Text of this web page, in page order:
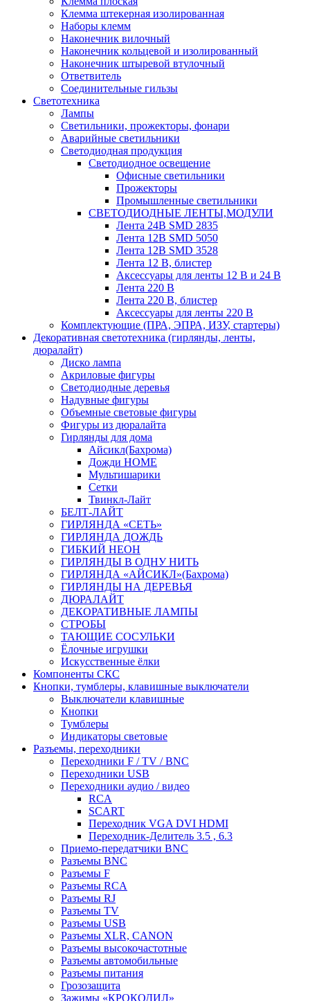
Клемма штекерная изолированная
Наборы клемм
Наконечник вилочный
Наконечник кольцевой и изолированный
Наконечник штыревой втулочный
Ответвитель
Соединительные гильзы
Светотехника
Лампы
Светильники, прожекторы, фонари
Аварийные светильники
Светодиодная продукция
Светодиодное освещение
Офисные светильники
Прожекторы
Промышленные светильники
СВЕТОДИОДНЫЕ ЛЕНТЫ,МОДУЛИ
Лента 24В SMD 2835
Лента 12В SMD 5050
Лента 12В SMD 3528
Лента 12 В, блистер
Аксессуары для ленты 12 В и 24 В
Лента 220 В
Лента 220 В, блистер
Аксессуары для ленты 220 В
Комплектующие (ПРА, ЭПРА, ИЗУ, стартеры)
Декоративная светотехника (гирлянды, ленты,
дюралайт)
Диско лампа
Акриловые фигуры
Светодиодные деревья
Надувные фигуры
Объемные световые фигуры
Фигуры из дюралайта
Гирлянды для дома
Айсикл(Бахрома)
Дожди HOME
Мультишарики
Сетки
Твинкл-Лайт
БЕЛТ-ЛАЙТ
ГИРЛЯНДА «СЕТЬ»
ГИРЛЯНДА ДОЖДЬ
ГИБКИЙ НЕОН
ГИРЛЯНДЫ В ОДНУ НИТЬ
ГИРЛЯНДА «АЙСИКЛ»(Бахрома)
ГИРЛЯНДЫ НА ДЕРЕВЬЯ
ДЮРАЛАЙТ
ДЕКОРАТИВНЫЕ ЛАМПЫ
СТРОБЫ
ТАЮЩИЕ СОСУЛЬКИ
Ёлочные игрушки
Искусственные ёлки
Компоненты СКС
Кнопки, тумблеры, клавишные выключатели
Выключатели клавишные
Кнопки
Тумблеры
Индикаторы световые
Разъемы, переходники
Переходники F / TV / BNC
Переходники USB
Переходники аудио / видео
RCA
SCART
Переходник VGA DVI HDMI
Переходник-Делитель 3.5 , 6.3
Приемо-передатчики BNC
Разъемы BNC
Разъемы F
Разъемы RCA
Разъемы RJ
Разъемы TV
Разъемы USB
Разъемы XLR, CANON
Разъемы высокочастотные
Разъемы автомобильные
Разъемы питания
Грозозащита
Зажимы «КРОКОДИЛ»